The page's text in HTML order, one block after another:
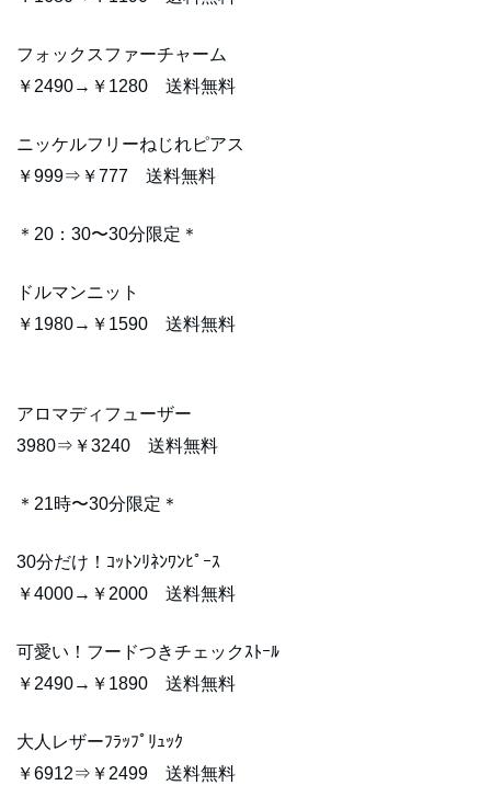
フォックスファーチャーム
￥2490→￥1280 送料無料
ニッケルフリーねじれピアス
￥999⇒￥777 送料無料
＊20：30〜30分限定＊
ドルマンニット
￥1980→￥1590 送料無料
アロマディフューザー
3980⇒￥3240 送料無料
＊21時〜30分限定＊
30分だけ！ｺｯﾄﾝﾘﾈﾝﾜﾝﾋﾟｰｽ
￥4000→￥2000 送料無料
可愛い！フードつきチェックｽﾄｰﾙ
￥2490→￥1890 送料無料
大人レザーﾌﾗｯﾌﾟﾘｭｯｸ
￥6912⇒￥2499 送料無料